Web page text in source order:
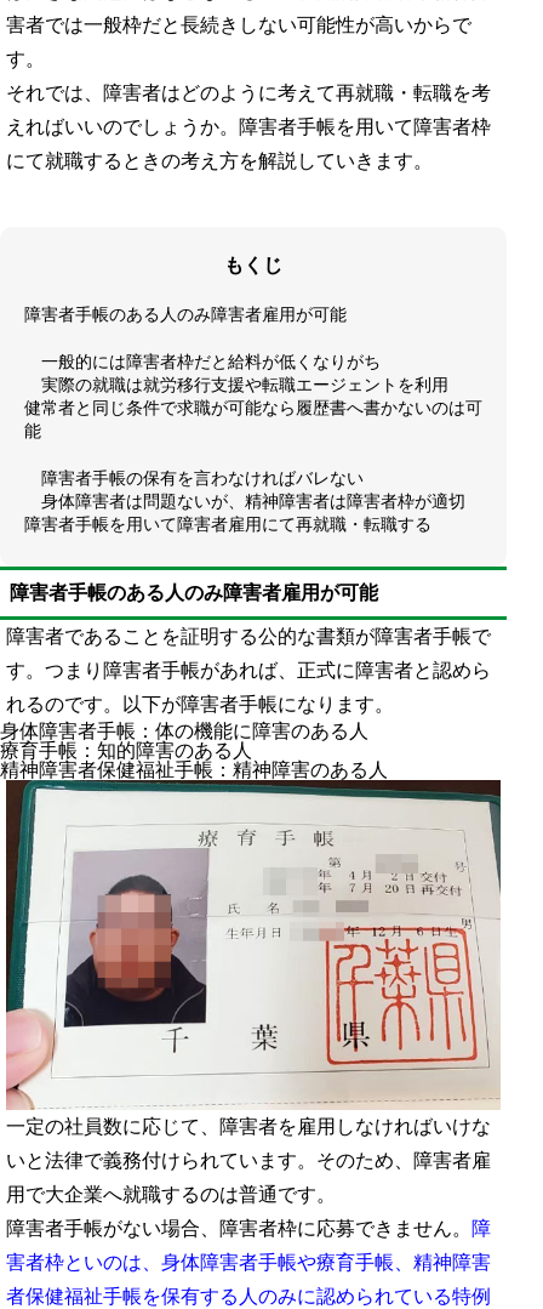
害者では一般枠だと長続きしない可能性が高いからで
す。
それでは、障害者はどのように考えて再就職・転職を考
えればいいのでしょうか。障害者手帳を用いて障害者枠
にて就職するときの考え方を解説していきます。
もくじ
障害者手帳のある人のみ障害者雇用が可能
一般的には障害者枠だと給料が低くなりがち
実際の就職は就労移行支援や転職エージェントを利用
健常者と同じ条件で求職が可能なら履歴書へ書かないのは可
能
障害者手帳の保有を言わなければバレない
身体障害者は問題ないが、精神障害者は障害者枠が適切
障害者手帳を用いて障害者雇用にて再就職・転職する
障害者手帳のある人のみ障害者雇用が可能
障害者であることを証明する公的な書類が障害者手帳で
す。つまり障害者手帳があれば、正式に障害者と認めら
れるのです。以下が障害者手帳になります。
身体障害者手帳：体の機能に障害のある人
療育手帳：知的障害のある人
精神障害者保健福祉手帳：精神障害のある人
一定の社員数に応じて、障害者を雇用しなければいけな
いと法律で義務付けられています。そのため、障害者雇
用で大企業へ就職するのは普通です。
障害者手帳がない場合、障害者枠に応募できません。 障
害者枠といのは、身体障害者手帳や療育手帳、精神障害
者保健福祉手帳を保有する人のみに認められている特例